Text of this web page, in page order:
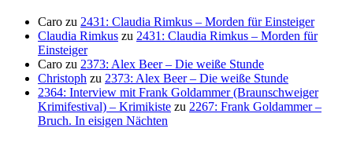
Caro zu 2431: Claudia Rimkus – Morden für Einsteiger
Claudia Rimkus zu 2431: Claudia Rimkus – Morden für
Einsteiger
Caro zu 2373: Alex Beer – Die weiße Stunde
Christoph zu 2373: Alex Beer – Die weiße Stunde
2364: Interview mit Frank Goldammer (Braunschweiger
Krimifestival) – Krimikiste zu 2267: Frank Goldammer –
Bruch. In eisigen Nächten